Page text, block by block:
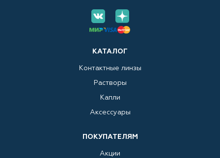
КАТАЛОГ
Контактные линзы
Растворы
Капли
Аксессуары
ПОКУПАТЕЛЯМ
Акции